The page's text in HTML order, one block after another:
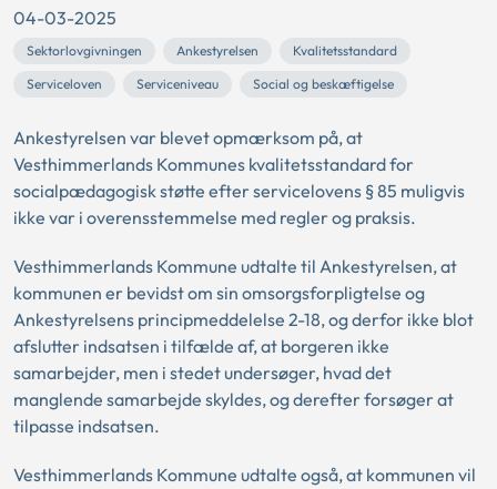
04-03-2025
Sektorlovgivningen Ankestyrelsen
Kvalitetsstandard
Serviceloven
Serviceniveau Social og beskæftigelse
Ankestyrelsen var blevet opmærksom på, at
Vesthimmerlands Kommunes kvalitetsstandard for
socialpædagogisk støtte efter servicelovens § 85 muligvis
ikke var i overensstemmelse med regler og praksis.
Vesthimmerlands Kommune udtalte til Ankestyrelsen, at
kommunen er bevidst om sin omsorgsforpligtelse og
Ankestyrelsens principmeddelelse 2-18, og derfor ikke blot
afslutter indsatsen i tilfælde af, at borgeren ikke
samarbejder, men i stedet undersøger, hvad det
manglende samarbejde skyldes, og derefter forsøger at
tilpasse indsatsen.
Vesthimmerlands Kommune udtalte også, at kommunen vil